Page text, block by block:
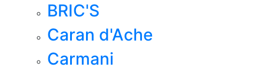
BRIC'S
Caran d'Ache
Carmani